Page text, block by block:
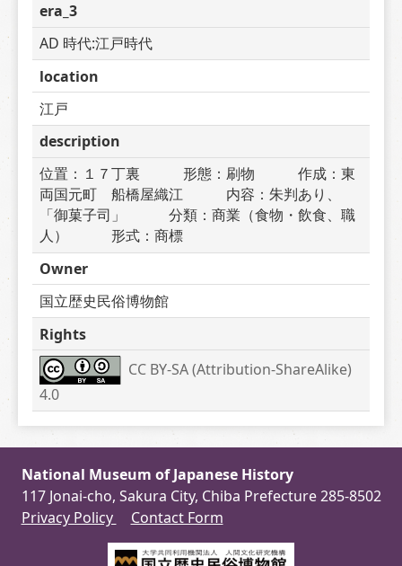
era_3
AD 時代:江戸時代
location
江戸
description
位置：１７丁裏　　　形態：刷物　　　作成：東
両国元町　船橋屋織江　　　内容：朱判あり、
「御菓子司」　　　分類：商業（食物・飲食、職
人）　　　形式：商標
Owner
国立歴史民俗博物館
Rights
CC BY-SA (Attribution-ShareAlike)
4.0
National Museum of Japanese History
117 Jonai-cho, Sakura City, Chiba Prefecture 285-8502
Privacy Policy
Contact Form